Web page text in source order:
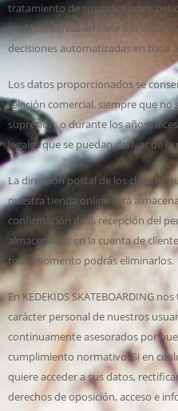
tratamiento de sus solicitudes,
perfil comercial en base a la
decisiones automatizadas en base
Los datos proporcionados se
relación comercial, siempre que no
supresión, o durante los años
legales que se puedan derivar de
La dirección postal de los clientes
nuestra tienda online será
confirmación de la recepción del
almacenados en la cuenta de
todo momento podrás eliminarlos.
En KEDEKIDS SKATEBOARDING
carácter personal de nuestros
continuamente asesorados por
cumplimiento normativo. Si en
quiere acceder a sus datos,
derechos de oposición, acceso e